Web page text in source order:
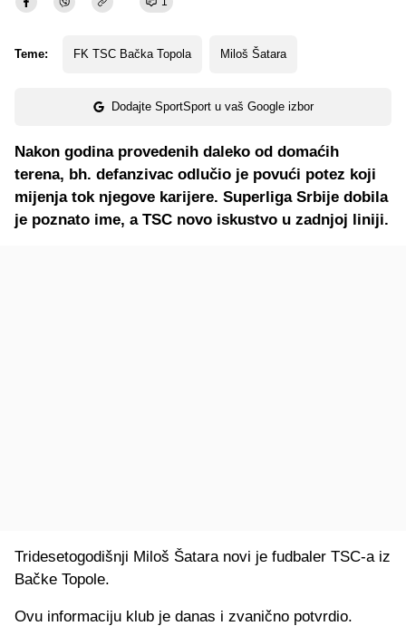
Teme: FK TSC Bačka Topola Miloš Šatara
Dodajte SportSport u vaš Google izbor
Nakon godina provedenih daleko od domaćih
terena, bh. defanzivac odlučio je povući potez koji
mijenja tok njegove karijere. Superliga Srbije dobila
je poznato ime, a TSC novo iskustvo u zadnjoj liniji.
Tridesetogodišnji Miloš Šatara novi je fudbaler TSC-a iz
Bačke Topole.
Ovu informaciju klub je danas i zvanično potvrdio.